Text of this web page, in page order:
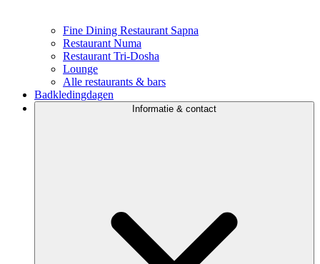
Fine Dining Restaurant Sapna
Restaurant Numa
Restaurant Tri-Dosha
Lounge
Alle restaurants & bars
Badkledingdagen
Informatie & contact